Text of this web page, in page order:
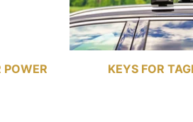
POWER
KEYS FOR